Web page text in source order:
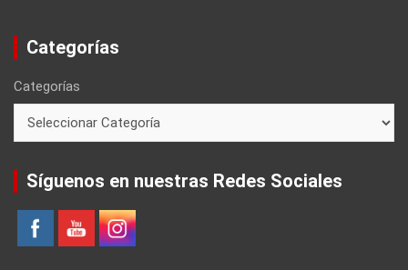
Categorías
Categorías
Síguenos en nuestras Redes Sociales